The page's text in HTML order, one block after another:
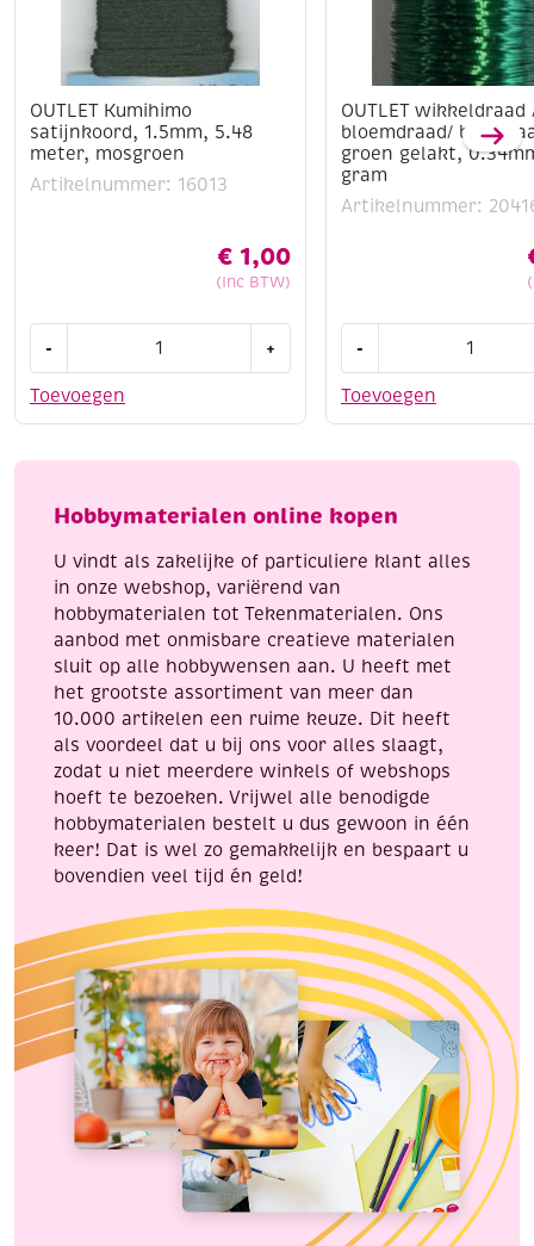
OUTLET Kumihimo
satijnkoord, 1.5mm, 5.48
meter, mosgroen
Artikelnummer: 16013
€ 1,00
(Inc BTW)
Toevoegen
-
satijnkoord,
meter,
aantal
+
OUTLET wikkeldraad
bloemdraad/
groen gelakt,
gram
Artikelnummer:
Toevoegen
-
/
groen
0.34mm,
gram
Hobbymaterialen online kopen
U vindt als zakelijke of particuliere klant alles
in onze webshop, variërend van
hobbymaterialen tot Tekenmaterialen. Ons
aanbod met onmisbare creatieve materialen
sluit op alle hobbywensen aan. U heeft met
het grootste assortiment van meer dan
10.000 artikelen een ruime keuze. Dit heeft
als voordeel dat u bij ons voor alles slaagt,
zodat u niet meerdere winkels of webshops
hoeft te bezoeken. Vrijwel alle benodigde
hobbymaterialen bestelt u dus gewoon in één
keer! Dat is wel zo gemakkelijk en bespaart u
bovendien veel tijd én geld!